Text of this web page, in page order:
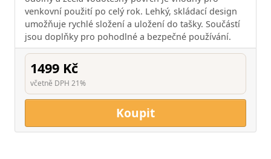
venkovní použití po celý rok. Lehký, skládací design
umožňuje rychlé složení a uložení do tašky. Součástí
jsou doplňky pro pohodlné a bezpečné používání.
1499 Kč
včetně DPH 21%
Koupit